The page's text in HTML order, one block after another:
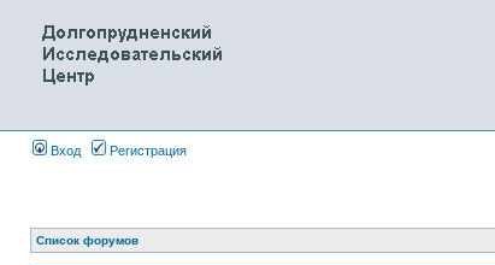
Вход Регистрация
Список форумов